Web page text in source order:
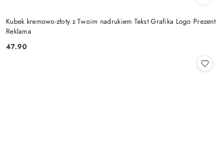
Kubek kremowo-złoty z Twoim nadrukiem Tekst Grafika Logo Prezent
Reklama
Cena:
47.90